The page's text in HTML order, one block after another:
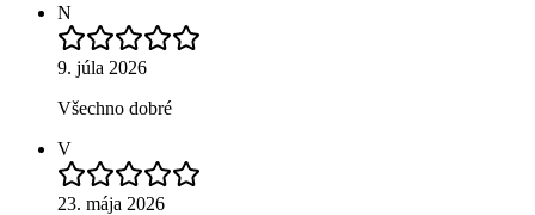
N
9. júla 2026
Všechno dobré
V
23. mája 2026